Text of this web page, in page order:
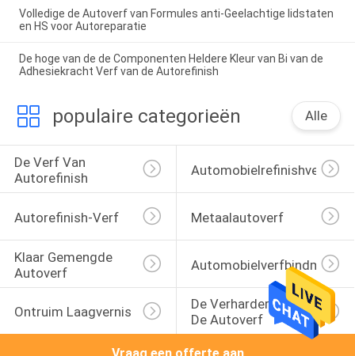
Volledige de Autoverf van Formules anti-Geelachtige lidstaten
en HS voor Autoreparatie
De hoge van de de Componenten Heldere Kleur van Bi van de
Adhesiekracht Verf van de Autorefinish
populaire categorieën Alle
De Verf Van
Autorefinish
Automobielrefinishverf
Autorefinish-Verf Metaalautoverf
Klaar Gemengde
Autoverf
Automobielverfbindmiddel
Ontruim Laagvernis
De Verharder Van
De Autoverf